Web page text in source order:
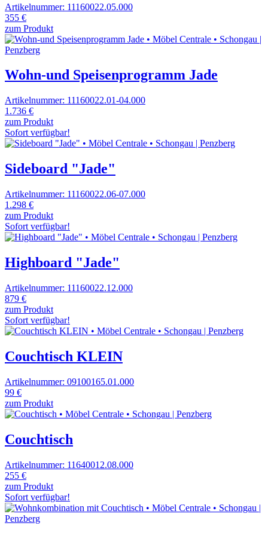
Artikelnummer: 11160022.05.000
355 €
zum Produkt
Wohn-und Speisenprogramm Jade
Artikelnummer: 11160022.01-04.000
1.736 €
zum Produkt
Sofort verfügbar!
Sideboard "Jade"
Artikelnummer: 11160022.06-07.000
1.298 €
zum Produkt
Sofort verfügbar!
Highboard "Jade"
Artikelnummer: 11160022.12.000
879 €
zum Produkt
Sofort verfügbar!
Couchtisch KLEIN
Artikelnummer: 09100165.01.000
99 €
zum Produkt
Couchtisch
Artikelnummer: 11640012.08.000
255 €
zum Produkt
Sofort verfügbar!